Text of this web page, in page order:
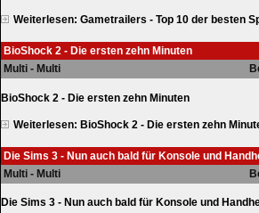
Weiterlesen: Gametrailers - Top 10 der besten
BioShock 2 - Die ersten zehn Minuten
Multi - Multi
BioShock 2 - Die ersten zehn Minuten
Weiterlesen: BioShock 2 - Die ersten zehn
Die Sims 3 - Nun auch bald für Konsole und
Multi - Multi
Die Sims 3 - Nun auch bald für Konsole und